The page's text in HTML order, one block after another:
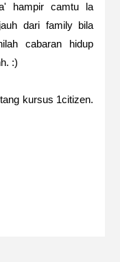
hampir camtu la
dari family bila
cabaran hidup
:)
kursus 1citizen.